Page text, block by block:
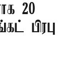
20
பிரபு